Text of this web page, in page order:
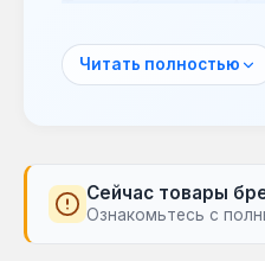
энергозатратами.
Читать полностью
Сейчас товары
Ознакомьтесь с